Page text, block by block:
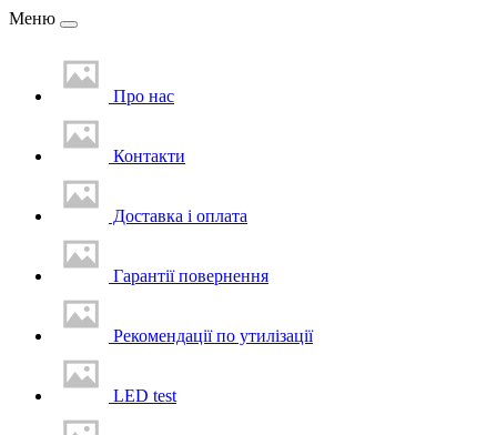
Меню
Про нас
Контакти
Доставка i оплата
Гарантії повернення
Рекомендації по утилізації
LED test